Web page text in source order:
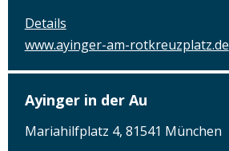
Details
www.ayinger-am-rotkreuzplatz.de
Ayinger in der Au
Mariahilfplatz 4, 81541 München